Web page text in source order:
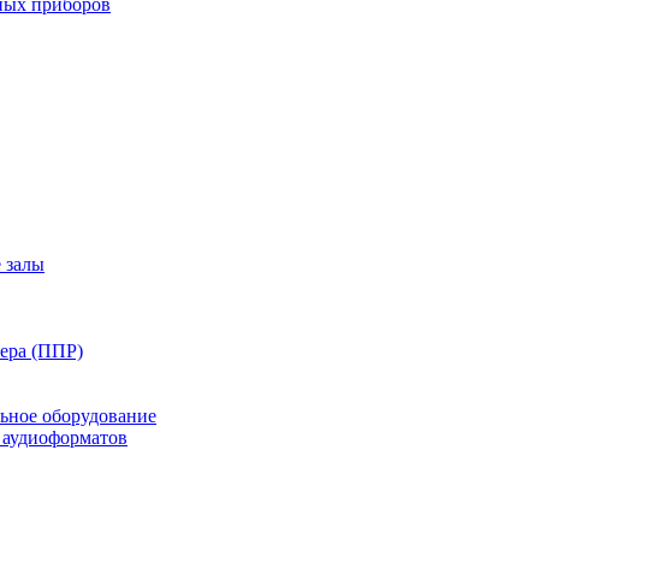
приборов
залы
(ППР)
оборудование